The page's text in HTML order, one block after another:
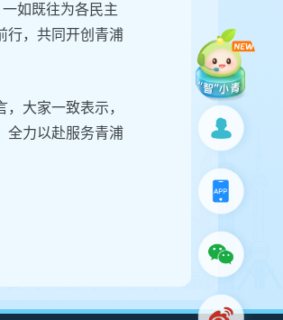
如既往为各民主
行，共同开创青浦
大家一致表示，
全力以赴服务青浦